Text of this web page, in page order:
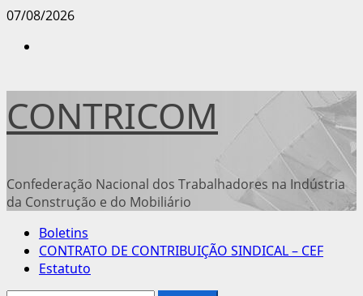
Avançar
07/08/2026
CONTRICOM
Confederação Nacional dos Trabalhadores na Indústria
da Construção e do Mobiliário
Menu
principal
Boletins
CONTRATO DE CONTRIBUIÇÃO SINDICAL – CEF
Estatuto